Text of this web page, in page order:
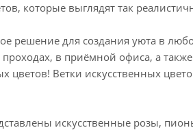
которые выглядят так
решение для создания уюта в
в приёмной офиса, а
цветов! Ветки искусственных
искусственные розы,